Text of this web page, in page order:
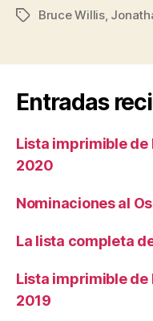
Etiquetas
Bruce Willis,
Entradas
Lista imprimible de
2020
Nominaciones al
La lista completa
Lista imprimible de
2019